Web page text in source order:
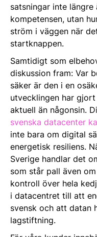
satsningar inte längre
kompetensen, utan
ström i väggen när
startknappen.
Samtidigt som
diskussion fram: Var
säker är den i en
utvecklingen har
aktuell än någonsin.
svenska datacenter
inte bara om digital
energetisk resiliens.
Sverige handlar det
som står pall även
kontroll över hela
i datacentret till att
svensk och att datan
lagstiftning.